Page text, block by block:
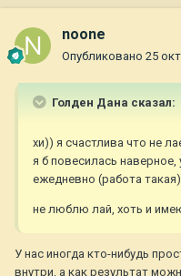
noone
Опубликовано 25
Голден Дана сказал:
хи)) я счастлива что не
я б повесилась наверное,
ежедневно (работа
не люблю лай, хоть и
У нас иногда кто-нибудь
внутри, а как результат